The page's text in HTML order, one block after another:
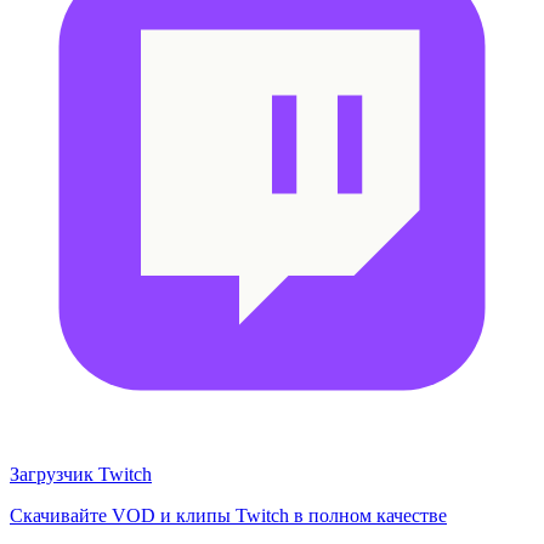
Загрузчик Twitch
Скачивайте VOD и клипы Twitch в полном качестве